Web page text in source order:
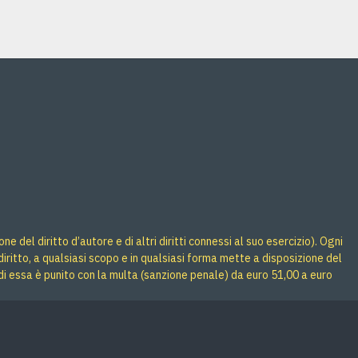
del diritto d’autore e di altri diritti connessi al suo esercizio). Ogni
a qualsiasi scopo e in qualsiasi forma mette a disposizione del
è punito con la multa (sanzione penale) da euro 51,00 a euro